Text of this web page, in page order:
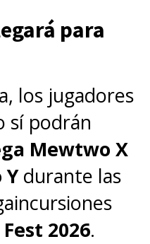
para
los jugadores
sí podrán
Mewtwo X
durante las
2026.